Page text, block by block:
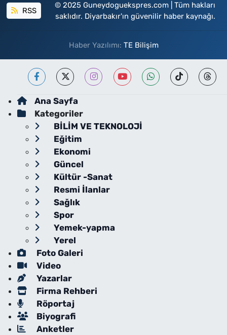
RSS
© 2025 Guneydoguekspres.com | Tüm hakları
saklıdır. Diyarbakır'ın güvenilir haber kaynağı.
Haber Yazılımı: TE Bilişim
Ana Sayfa
Kategoriler
BİLİM VE TEKNOLOJİ
Eğitim
Ekonomi
Güncel
Kültür -Sanat
Resmi İlanlar
Sağlık
Spor
Yemek-yapma
Yerel
Foto Galeri
Video
Yazarlar
Firma Rehberi
Röportaj
Biyografi
Anketler